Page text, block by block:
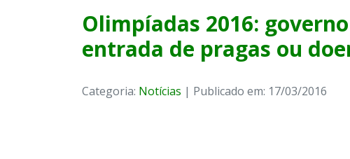
Olimpíadas 2016:
entrada de pragas ou
Categoria: Notícias | Publicado em: 17/03/2016